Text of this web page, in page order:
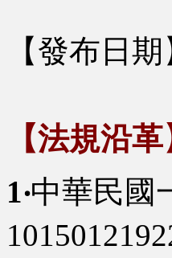
【發布日
【法規沿革
1‧中華民國